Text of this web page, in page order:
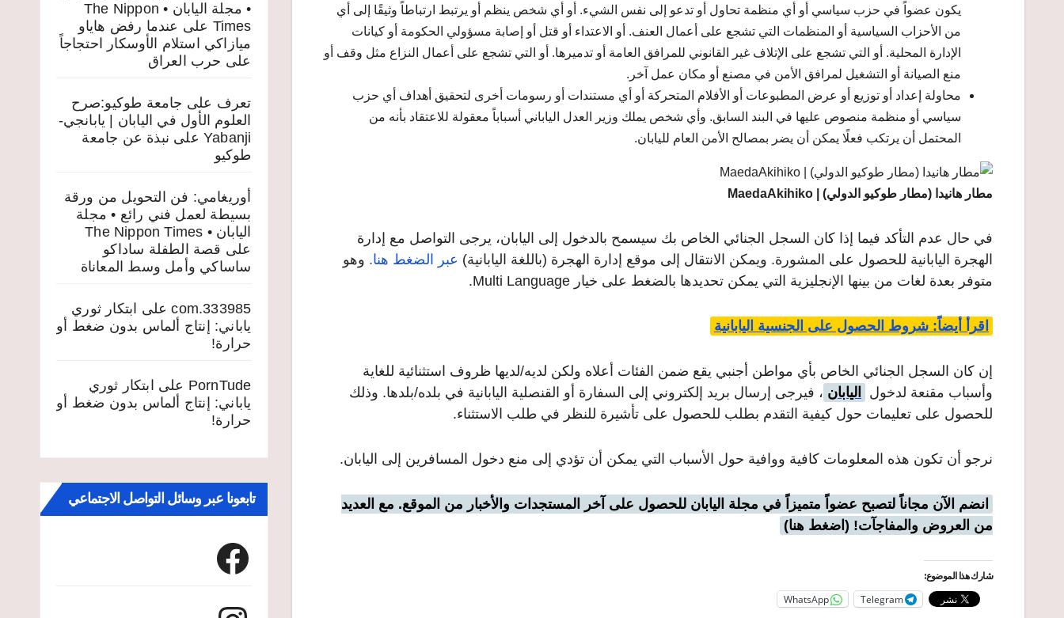
يكون عضواً في حزب سياسي أو أي منظمة تحاول أو تدعو إلى نفس الشيء. أو أي شخص ينظم أو يرتبط ارتباطاً وثيقًا إلى أي
من الأحزاب السياسية أو المنظمات التي تشجع على أعمال العنف. أو الاعتداء أو قتل أو إصابة مسؤولي الحكومة أو كيانات
الإدارة المحلية. أو التي تشجع على الإتلاف غير القانوني للمرافق العامة أو تدميرها. أو التي تشجع على أعمال النزاع مثل وقف أو
منع الصيانة أو التشغيل لمرافق الأمن في مصنع أو مكان عمل آخر.
محاولة إعداد أو توزيع أو عرض المطبوعات أو الأفلام المتحركة أو أي مستندات أو رسومات أخرى لتحقيق أهداف أي حزب
سياسي أو منظمة منصوص عليها في البند السابق. وأي شخص يملك وزير العدل الياباني أسباباً معقولة للاعتقاد بأنه من
المحتمل أن يرتكب فعلًا يمكن أن يضر بمصالح الأمن العام لليابان.
مطار هانيدا (مطار طوكيو الدولي) | MaedaAkihiko
في حال عدم التأكد فيما إذا كان السجل الجنائي الخاص بك سيسمح بالدخول إلى اليابان، يرجى التواصل مع إدارة
الهجرة اليابانية للحصول على المشورة. ويمكن الانتقال إلى موقع إدارة الهجرة (باللغة اليابانية) عبر الضغط هنا. وهو
متوفر بعدة لغات من بينها الإنجليزية التي يمكن تحديدها بالضغط على خيار Multi Language.
اقرأ أيضاً: شروط الحصول على الجنسية اليابانية
إن كان السجل الجنائي الخاص بأي مواطن أجنبي يقع ضمن الفئات أعلاه ولكن لديه/لديها ظروف استثنائية للغاية
وأسباب مقنعة لدخول
اليابان ، فيرجى إرسال بريد إلكتروني إلى السفارة أو القنصلية اليابانية في بلده/بلدها. وذلك
للحصول على تعليمات حول كيفية التقدم بطلب للحصول على تأشيرة للنظر في طلب الاستثناء.
نرجو أن تكون هذه المعلومات كافية ووافية حول الأسباب التي يمكن أن تؤدي إلى منع دخول المسافرين إلى اليابان.
انضم الآن مجاناً لتصبح عضواً متميزاً في مجلة اليابان للحصول على آخر المستجدات والأخبار من الموقع. مع العديد
من العروض والمفاجآت! (اضغط هنا)
شارك هذا الموضوع:
Telegram
WhatsApp
• مجلة اليابان • The Nippon
Times على عندما رفض هاياو
ميازاكي استلام الأوسكار احتجاجاً
على حرب العراق
تعرف على جامعة طوكيو:صرح
العلوم الأول في اليابان | يابانجي-
Yabanjiعلى نبذة عن جامعة
طوكيو
أوريغامي: فن التحويل من ورقة
بسيطة لعمل فني رائع • مجلة
اليابان • The Nippon Times
على قصة الطفلة ساداكو
ساساكي وأمل وسط المعاناة
333985.com على
ابتكار ثوري
ياباني: إنتاج ألماس بدون ضغط أو
حرارة!
PornTude على
ابتكار ثوري
ياباني: إنتاج ألماس بدون ضغط أو
حرارة!
تابعونا عبر وسائل التواصل الاجتماعي
Facebook
Instagram